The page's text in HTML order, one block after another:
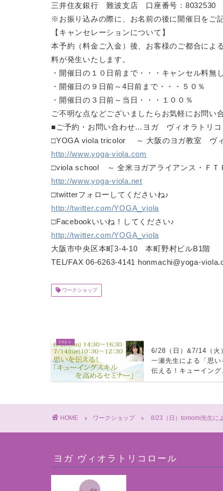
三井住友銀行 難波支店 口座番号：8032530
※お振り込みの際に、お名前の後に開催日をご
【キャンセレーションについて】
本予約（料金ご入金）後、お客様のご都合によ
料が発生いたします。
・開催日の１０日前まで・・・キャンセル料無し
・開催日の９日前～4日前まで・・・５０％
・開催日の３日前～当日・・・１００％
ご不明な点などございましたらお気軽にお問い
■ご予約・お問い合わせ…ヨガ ヴィオラトリコ
□YOGA viola tricolor ～ 大阪のヨガ教室 ヴィ
http://www.yoga-viola.com
□viola school ～ 全米ヨガアライアンス・ＦＴ
http://www.yoga-viola.net
□twitterフォローしてくださいね♪
http://twitter.com/YOGA_viola
□Facebookいいね！してください♪
http://twitter.com/YOGA_viola
大阪市中央区本町3-4-10 本町野村ビルB1階
TEL/FAX 06-6263-4141 honmachi@yoga-
ワークショップ
6/28（日）&7/14（火
一瀬先生による「思い
伝える！キューイング
HOME ワークショップ 8/23（日）tomomi先生に
ヨガ ヴィオラトリコロール